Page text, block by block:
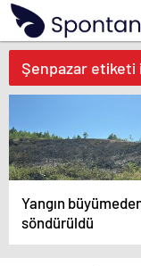
Şenpazar etiketi
Yangın
söndürüldü